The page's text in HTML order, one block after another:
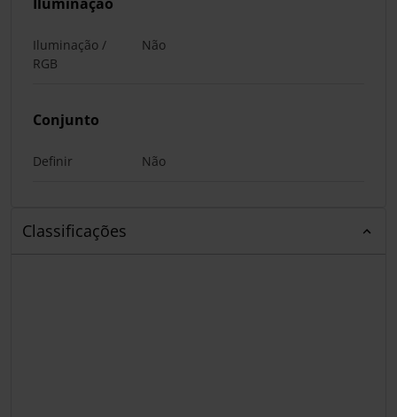
Iluminação /
RGB
Não
Conjunto
Definir Não
Classificações